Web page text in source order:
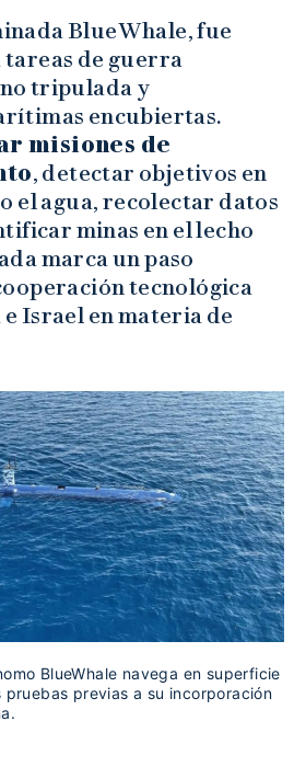
BlueWhale, fue
de guerra
tripulada y
encubiertas.
misiones de
, detectar objetivos en
el agua, recolectar datos
minas en el lecho
marca un paso
tecnológica
Israel en materia de
BlueWhale navega en superficie
pruebas previas a su incorporación